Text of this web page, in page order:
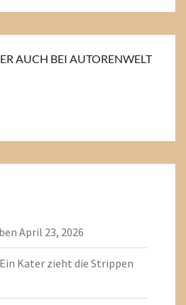
AUCH BEI AUTORENWELT
April 23, 2026
Kater zieht die Strippen